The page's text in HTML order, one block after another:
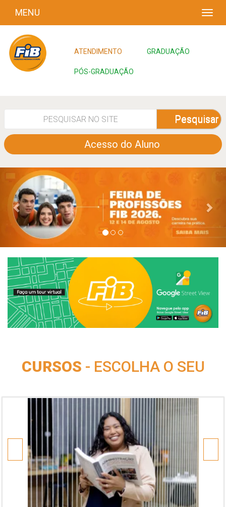
MENU
ATENDIMENTO GRADUAÇÃO
PÓS-GRADUAÇÃO
Pesquisar
Acesso do Aluno
CURSOS - ESCOLHA O SEU